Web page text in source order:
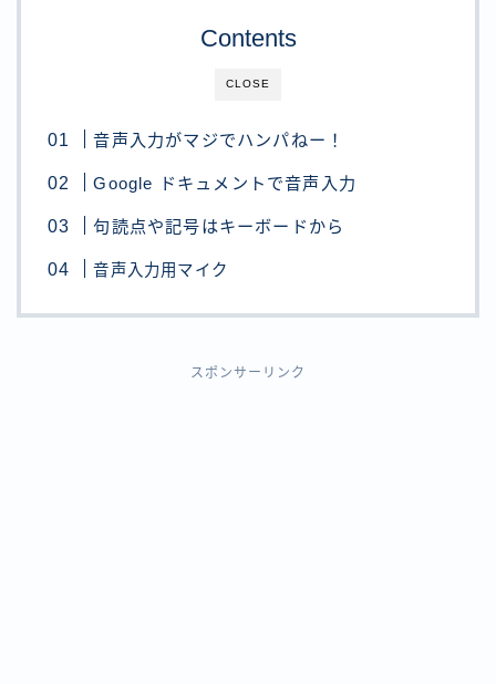
CLOSE
Contents
音声入力がマジでハンパねー！
Google ドキュメントで音声入力
句読点や記号はキーボードから
音声入力用マイク
スポンサーリンク